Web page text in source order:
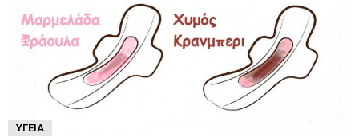
ΥΓΕΊΑ